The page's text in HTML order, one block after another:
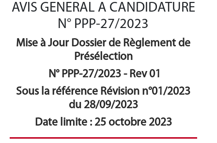
AVIS GENERAL A CANDIDATURE
N° PPP-27/2023
Mise à Jour Dossier de Règlement de
Présélection
N° PPP-27/2023 - Rev 01
Sous la référence Révision n°01/2023
du 28/09/2023
Date limite : 25 octobre 2023